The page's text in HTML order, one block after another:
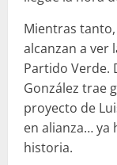
Mientras
alcanzan a ver
Partido Verde.
González trae
proyecto de
en alianza… ya
historia.